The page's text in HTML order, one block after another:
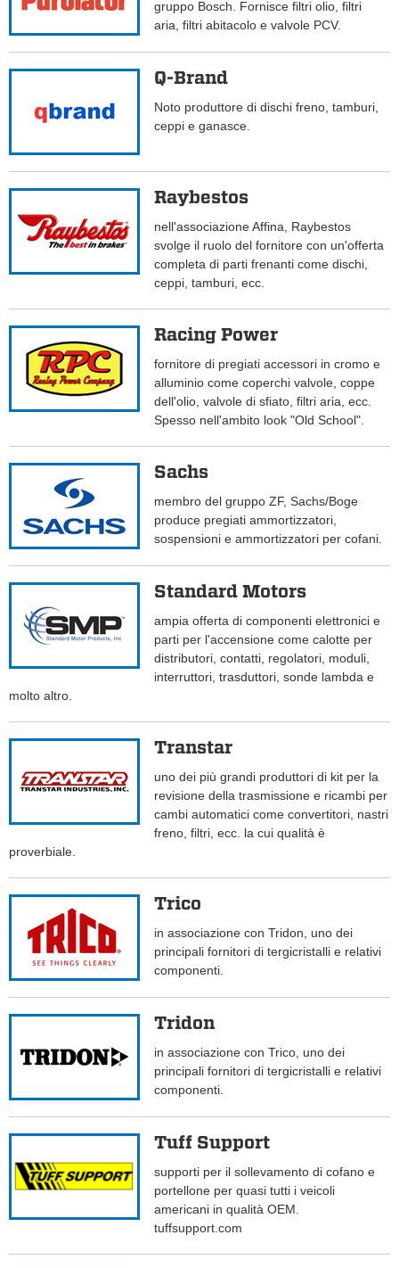
gruppo Bosch. Fornisce filtri olio, filtri
aria, filtri abitacolo e valvole PCV.
Q-Brand
Noto produttore di dischi freno, tamburi,
ceppi e ganasce.
Raybestos
nell'associazione Affina, Raybestos
svolge il ruolo del fornitore con un'offerta
completa di parti frenanti come dischi,
ceppi, tamburi, ecc.
Racing Power
fornitore di pregiati accessori in cromo e
alluminio come coperchi valvole, coppe
dell'olio, valvole di sfiato, filtri aria, ecc.
Spesso nell'ambito look "Old School".
Sachs
membro del gruppo ZF, Sachs/Boge
produce pregiati ammortizzatori,
sospensioni e ammortizzatori per cofani.
Standard Motors
ampia offerta di componenti elettronici e
parti per l'accensione come calotte per
distributori, contatti, regolatori, moduli,
interruttori, trasduttori, sonde lambda e
molto altro.
Transtar
uno dei più grandi produttori di kit per la
revisione della trasmissione e ricambi per
cambi automatici come convertitori, nastri
freno, filtri, ecc. la cui qualità è
proverbiale.
Trico
in associazione con Tridon, uno dei
principali fornitori di tergicristalli e relativi
componenti.
Tridon
in associazione con Trico, uno dei
principali fornitori di tergicristalli e relativi
componenti.
Tuff Support
supporti per il sollevamento di cofano e
portellone per quasi tutti i veicoli
americani in qualità OEM.
tuffsupport.com